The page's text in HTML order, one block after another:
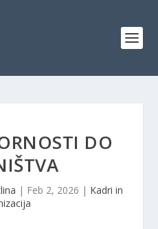
DO
| Feb 2, 2026 | Kadri in